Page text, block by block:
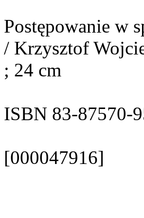
Postępowanie w
/ Krzysztof
; 24 cm
ISBN 83-87570-
[000047916]